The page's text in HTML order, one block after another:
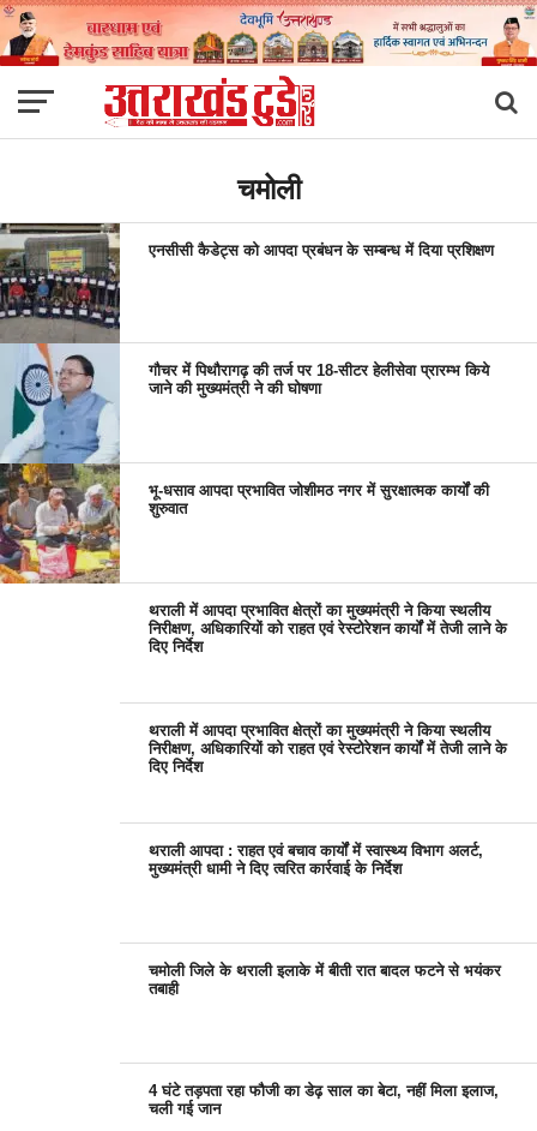
चमोली
एनसीसी कैडेट्स को आपदा प्रबंधन के सम्बन्ध में दिया प्रशिक्षण
गौचर में पिथौरागढ़ की तर्ज पर 18-सीटर हेलीसेवा प्रारम्भ किये
जाने की मुख्यमंत्री ने की घोषणा
भू-धसाव आपदा प्रभावित जोशीमठ नगर में सुरक्षात्मक कार्यों की
शुरुवात
थराली में आपदा प्रभावित क्षेत्रों का मुख्यमंत्री ने किया स्थलीय
निरीक्षण, अधिकारियों को राहत एवं रेस्टोरेशन कार्यों में तेजी लाने के
दिए निर्देश
थराली में आपदा प्रभावित क्षेत्रों का मुख्यमंत्री ने किया स्थलीय
निरीक्षण, अधिकारियों को राहत एवं रेस्टोरेशन कार्यों में तेजी लाने के
दिए निर्देश
थराली आपदा : राहत एवं बचाव कार्यों में स्वास्थ्य विभाग अलर्ट,
मुख्यमंत्री धामी ने दिए त्वरित कार्रवाई के निर्देश
चमोली जिले के थराली इलाके में बीती रात बादल फटने से भयंकर
तबाही
4 घंटे तड़पता रहा फौजी का डेढ़ साल का बेटा, नहीं मिला इलाज,
चली गई जान